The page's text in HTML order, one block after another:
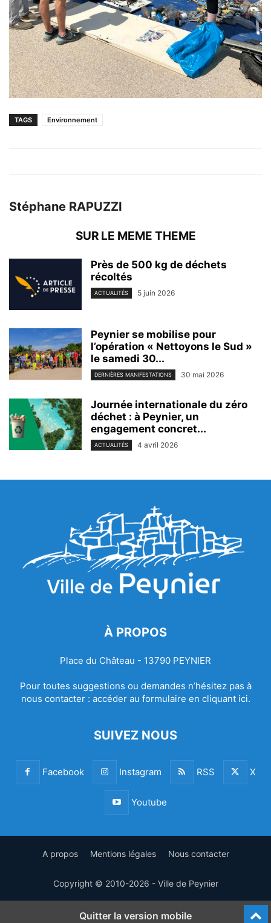
TAGS Environnement
Stéphane RAPUZZI
SUR LE MEME THEME
Près de 500 kg de déchets
récoltés
ACTUALITÉS 5 juin 2026
Peynier se mobilise pour
l’opération « Nettoyons le Sud »
le samedi 30...
DERNIÈRES MANIFESTATIONS 30 mai 2026
Journée internationale du zéro
déchet : à Peynier, un
engagement concret...
ACTUALITÉS 4 avril 2026
À PROPOS
Place du Château - 13790 PEYNIER
Pour toutes suggestions ou demandes n’hésitez pas à
nous contacter : accéder au formulaire en cliquant ici.
SUIVEZ NOUS
Facebook Instagram RSS X
Youtube
A propos Mentions légales Nous contacter
Copyright © 2010-2026 - Ville de Peynier
Quitter la version mobile